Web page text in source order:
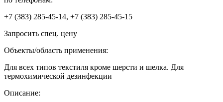
+7 (383) 285-45-14, +7 (383) 285-45-15
Запросить спец. цену
Объекты/область применения:
Для всех типов текстиля кроме шерсти и шелка. Для
термохимической дезинфекции
Описание: